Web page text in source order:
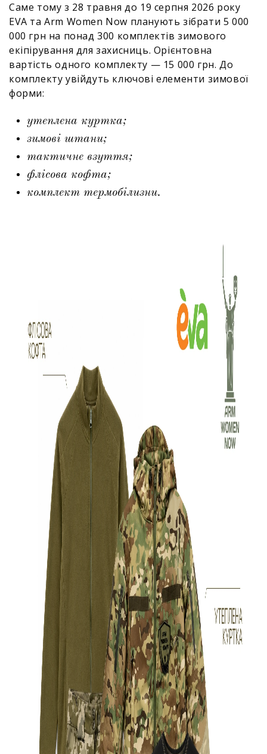
Саме тому з 28 травня до 19 серпня 2026 року
EVA та Arm Women Now планують зібрати 5 000
000 грн на понад 300 комплектів зимового
екіпірування для захисниць. Орієнтовна
вартість одного комплекту — 15 000 грн. До
комплекту увійдуть ключові елементи зимової
форми:
утеплена куртка;
зимові штани;
тактичне взуття;
флісова кофта;
комплект термобілизни.